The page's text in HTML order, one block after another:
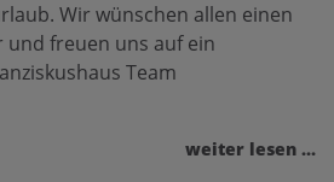
Wir wünschen allen einen
freuen uns auf ein
Team
weiter lesen ...